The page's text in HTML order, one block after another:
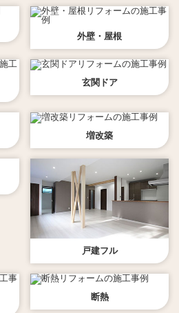
外壁・屋根
玄関ドア
増改築
戸建フル
断熱